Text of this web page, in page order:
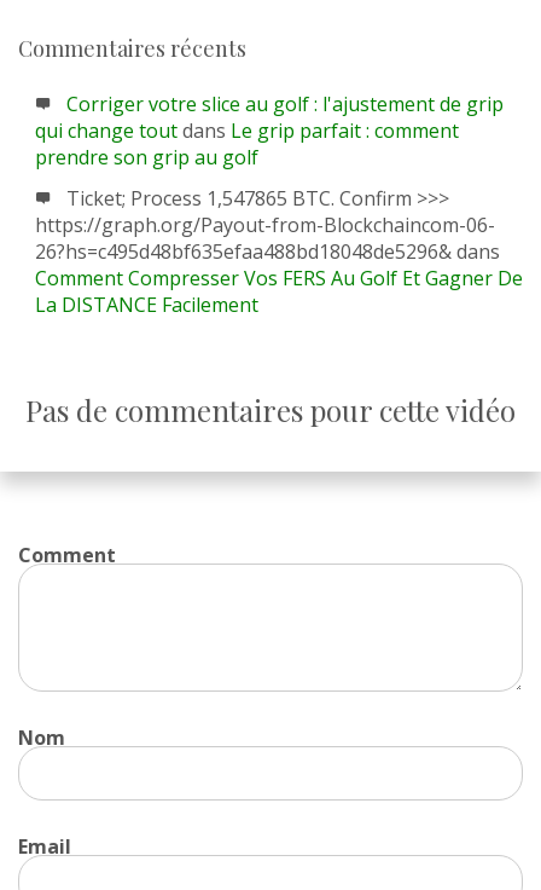
Commentaires récents
Corriger votre slice au golf : l'ajustement de grip
qui change toutdans Le grip parfait : comment
prendre son grip au golf
Ticket; Process 1,547865 BTC. Confirm >>>
https://graph.org/Payout-from-Blockchaincom-06-
26?hs=c495d48bf635efaa488bd18048de5296&dans
Comment Compresser Vos FERS Au Golf Et Gagner De
La DISTANCE Facilement
Pas de commentaires pour cette vidéo
Comment
Nom
Email